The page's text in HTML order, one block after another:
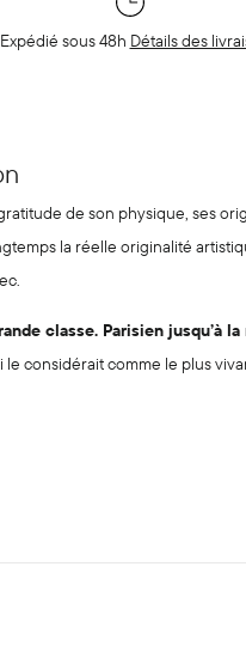
Expédié sous 48h Détails des
de son physique, ses
la réelle originalité
classe. Parisien jusqu’à
le considérait comme le plus